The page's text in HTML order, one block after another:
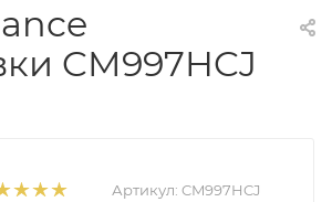
CM997HCJ
Артикул: CM997HCJ